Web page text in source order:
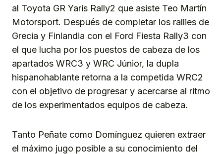
al Toyota GR Yaris Rally2 que asiste Teo Martín
Motorsport. Después de completar los rallies de
Grecia y Finlandia con el Ford Fiesta Rally3 con
el que lucha por los puestos de cabeza de los
apartados WRC3 y WRC Júnior, la dupla
hispanohablante retorna a la competida WRC2
con el objetivo de progresar y acercarse al ritmo
de los experimentados equipos de cabeza.
Tanto Peñate como Domínguez quieren extraer
el máximo jugo posible a su conocimiento del